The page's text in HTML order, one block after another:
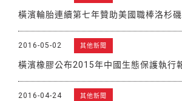
橫濱輪胎連續第七年贊助美國職棒洛杉
2016-05-02 其他新聞
橫濱橡膠公布2015年中國生態保護執行
2016-04-24 其他新聞